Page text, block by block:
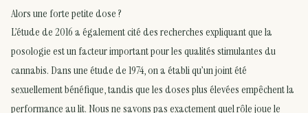
Alors une forte petite dose ?
L’étude de 2016 a également cité des recherches expliquant que la
posologie est un facteur important pour les qualités stimulantes du
cannabis. Dans une étude de 1974, on a établi qu’un joint été
sexuellement bénéfique, tandis que les doses plus élevées empêchent la
performance au lit. Nous ne savons pas exactement quel rôle joue le